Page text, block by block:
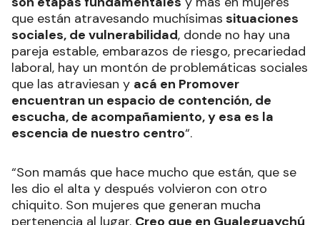
que están atravesando muchísimas situaciones
sociales, de vulnerabilidad, donde no hay una
pareja estable, embarazos de riesgo, precariedad
laboral, hay un montón de problemáticas sociales
que las atraviesan y acá en Promover
encuentran un espacio de contención, de
escucha, de acompañamiento, y esa es la
escencia de nuestro centro“.
“Son mamás que hace mucho que están, que se
les dio el alta y después volvieron con otro
chiquito. Son mujeres que generan mucha
pertenencia al lugar. Creo que en Gualeguaychú